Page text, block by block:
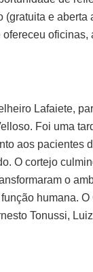
(gratuita e
Lafaiete,
Foi uma
aos pacientes
O cortejo
o
humana.
Tonussi,